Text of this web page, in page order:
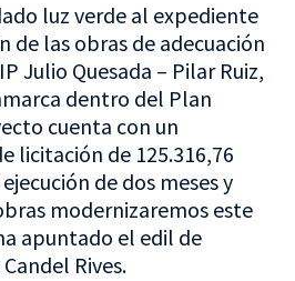
luz verde al expediente
de las obras de adecuación
Julio Quesada – Pilar Ruiz,
dentro del Plan
cuenta con un
licitación de 125.316,76
de dos meses y
modernizaremos este
apuntado el edil de
Rives.